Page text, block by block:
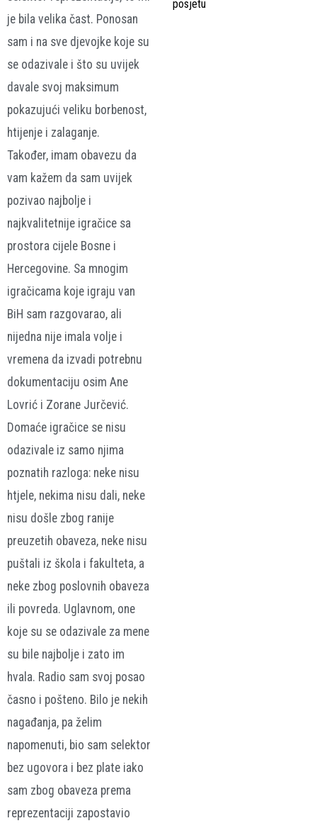
je bila velika čast. Ponosan
sam i na sve djevojke koje su
se odazivale i što su uvijek
davale svoj maksimum
pokazujući veliku borbenost,
htijenje i zalaganje.
Također, imam obavezu da
vam kažem da sam uvijek
pozivao najbolje i
najkvalitetnije igračice sa
prostora cijele Bosne i
Hercegovine. Sa mnogim
igračicama koje igraju van
BiH sam razgovarao, ali
nijedna nije imala volje i
vremena da izvadi potrebnu
dokumentaciju osim Ane
Lovrić i Zorane Jurčević.
Domaće igračice se nisu
odazivale iz samo njima
poznatih razloga: neke nisu
htjele, nekima nisu dali, neke
nisu došle zbog ranije
preuzetih obaveza, neke nisu
puštali iz škola i fakulteta, a
neke zbog poslovnih obaveza
ili povreda. Uglavnom, one
koje su se odazivale za mene
su bile najbolje i zato im
hvala. Radio sam svoj posao
časno i pošteno. Bilo je nekih
nagađanja, pa želim
napomenuti, bio sam selektor
bez ugovora i bez plate iako
sam zbog obaveza prema
reprezentaciji zapostavio
posjetu